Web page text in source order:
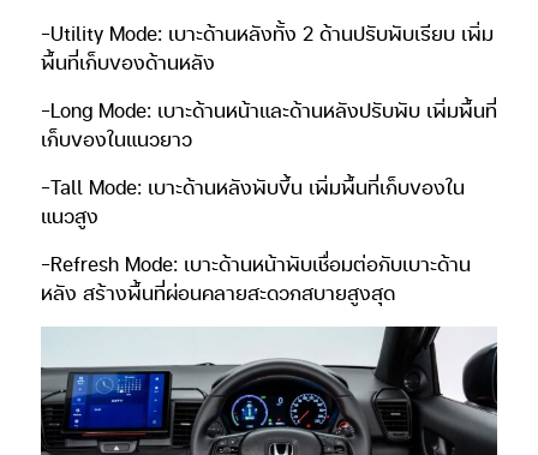
-Utility Mode: เบาะด้านหลังทั้ง 2 ด้านปรับพับเรียบ เพิ่ม
พื้นที่เก็บของด้านหลัง
-Long Mode: เบาะด้านหน้าและด้านหลังปรับพับ เพิ่มพื้นที่
เก็บของในแนวยาว
-Tall Mode: เบาะด้านหลังพับขึ้น เพิ่มพื้นที่เก็บของใน
แนวสูง
-Refresh Mode: เบาะด้านหน้าพับเชื่อมต่อกับเบาะด้าน
หลัง สร้างพื้นที่ผ่อนคลายสะดวกสบายสูงสุด